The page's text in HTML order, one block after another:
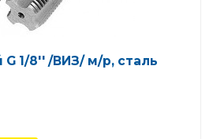
1/8'' /ВИЗ/ м/р, сталь